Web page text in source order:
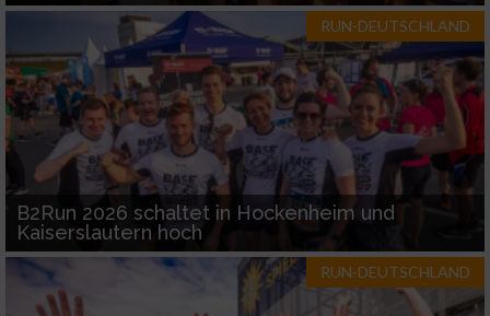
RUN-DEUTSCHLAND
B2Run 2026 schaltet in Hockenheim und
Kaiserslautern hoch
RUN-DEUTSCHLAND